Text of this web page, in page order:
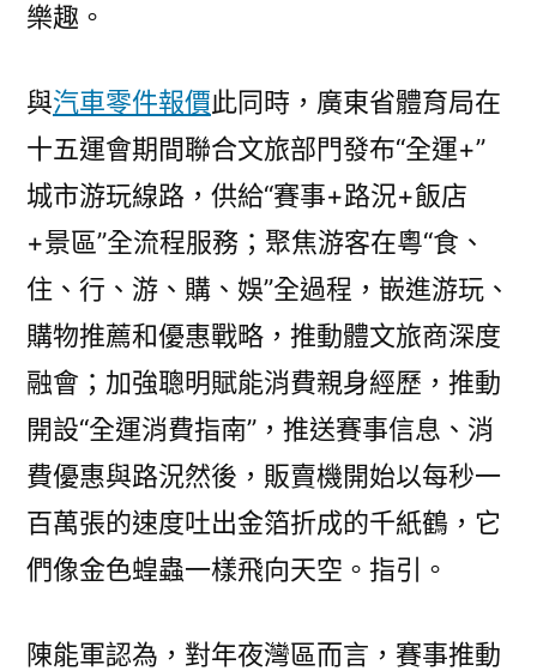
樂趣。
與汽車零件報價此同時，廣東省體育局在
十五運會期間聯合文旅部門發布“全運+”
城市游玩線路，供給“賽事+路況+飯店
+景區”全流程服務；聚焦游客在粵“食、
住、行、游、購、娛”全過程，嵌進游玩、
購物推薦和優惠戰略，推動體文旅商深度
融會；加強聰明賦能消費親身經歷，推動
開設“全運消費指南”，推送賽事信息、消
費優惠與路況然後，販賣機開始以每秒一
百萬張的速度吐出金箔折成的千紙鶴，它
們像金色蝗蟲一樣飛向天空。指引。
陳能軍認為，對年夜灣區而言，賽事推動